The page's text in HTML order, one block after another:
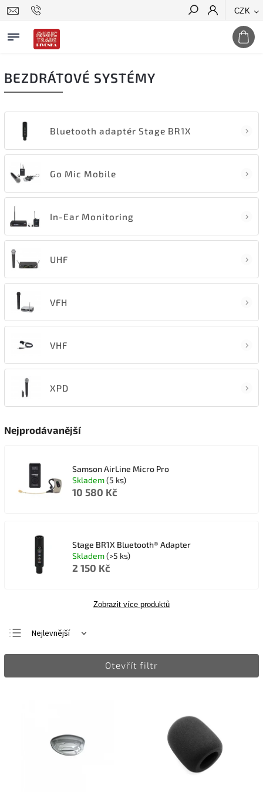
CZK
Hledat
BEZDRÁTOVÉ SYSTÉMY
Bluetooth adaptér Stage BR1X
Go Mic Mobile
In-Ear Monitoring
UHF
VFH
VHF
XPD
Nejprodávanější
Samson AirLine Micro Pro
Skladem(5 ks)
10 580 Kč
Stage BR1X Bluetooth® Adapter
Skladem(>5 ks)
2 150 Kč
Zobrazit více produktů
Nejlevnější
Nejdražší
Otevřít filtr